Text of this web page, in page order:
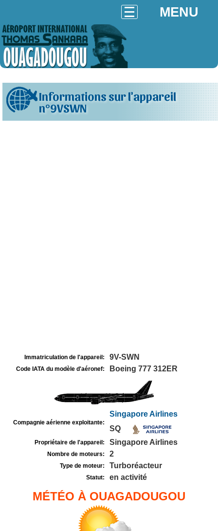
MENU
Informations sur l'appareil
n°9VSWN
Immatriculation de l'appareil: 9V-SWN
Code IATA du modèle d'aéronef: Boeing 777 312ER
Compagnie aérienne exploitante:
Singapore Airlines
SQ
Propriétaire de l'appareil: Singapore Airlines
Nombre de moteurs: 2
Type de moteur: Turboréacteur
Statut: en activité
MÉTÉO À OUAGADOUGOU